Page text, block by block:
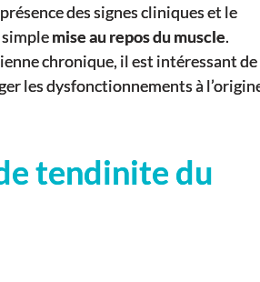
des signes cliniques et le
mise au repos du muscle.
chronique, il est intéressant de
les dysfonctionnements à
tendinite du